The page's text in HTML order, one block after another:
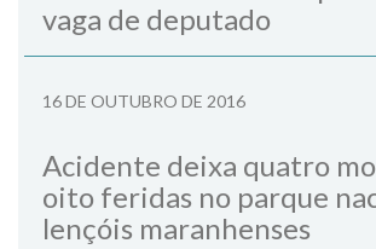
vaga de deputado
16 DE OUTUBRO DE 2016
Acidente deixa quatro
oito feridas no parque
lençóis maranhenses